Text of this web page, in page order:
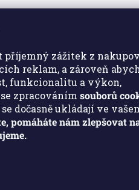
příjemný zážitek z
reklam, a zároveň
funkcionalitu a výkon,
zpracováním souborů
dočasně ukládají ve
pomáháte nám zlepšovat